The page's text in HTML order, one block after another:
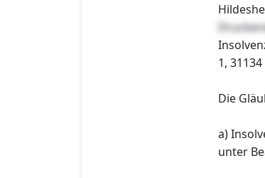
1,
Die
a)
unter